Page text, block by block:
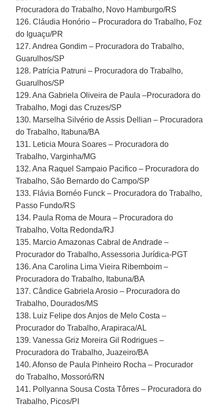
Procuradora do Trabalho, Novo Hamburgo/RS
126. Cláudia Honório – Procuradora do Trabalho, Foz
do Iguaçu/PR
127. Andrea Gondim – Procuradora do Trabalho,
Guarulhos/SP
128. Patrícia Patruni – Procuradora do Trabalho,
Guarulhos/SP
129. Ana Gabriela Oliveira de Paula –Procuradora do
Trabalho, Mogi das Cruzes/SP
130. Marselha Silvério de Assis Dellian – Procuradora
do Trabalho, Itabuna/BA
131. Leticia Moura Soares – Procuradora do
Trabalho, Varginha/MG
132. Ana Raquel Sampaio Pacifico – Procuradora do
Trabalho, São Bernardo do Campo/SP
133. Flávia Bornéo Funck – Procuradora do Trabalho,
Passo Fundo/RS
134. Paula Roma de Moura – Procuradora do
Trabalho, Volta Redonda/RJ
135. Marcio Amazonas Cabral de Andrade –
Procurador do Trabalho, Assessoria Jurídica-PGT
136. Ana Carolina Lima Vieira Ribemboim –
Procuradora do Trabalho, Itabuna/BA
137. Cândice Gabriela Arosio – Procuradora do
Trabalho, Dourados/MS
138. Luiz Felipe dos Anjos de Melo Costa –
Procurador do Trabalho, Arapiraca/AL
139. Vanessa Griz Moreira Gil Rodrigues –
Procuradora do Trabalho, Juazeiro/BA
140. Afonso de Paula Pinheiro Rocha – Procurador
do Trabalho, Mossoró/RN
141. Pollyanna Sousa Costa Tôrres – Procuradora do
Trabalho, Picos/PI